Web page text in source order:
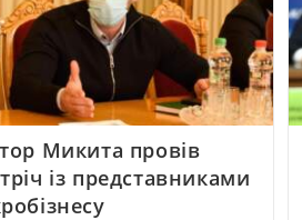
Микита провів
із представниками